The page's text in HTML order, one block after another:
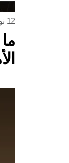
12 نوفمبر، 2024